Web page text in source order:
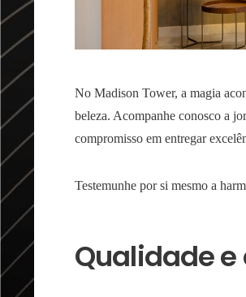
No Madison Tower, a magia
beleza. Acompanhe conosco a
compromisso em entregar
Testemunhe por si mesmo a
Qualidade